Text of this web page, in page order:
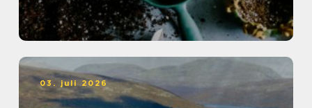
03. juli 2026